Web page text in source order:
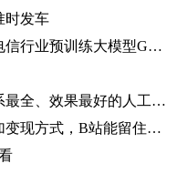
时发车
天天看点：科大国创：公司研发电信行业预训练大模型GC-TeleGPT 现已在电信智能客服等领域实现落地应用
我国已形成世界上规模最大、体系最全、效果最好的人工影响天气作业力量
天天资讯：取消播放量显示、增加变现方式，B站能留住UP主吗？